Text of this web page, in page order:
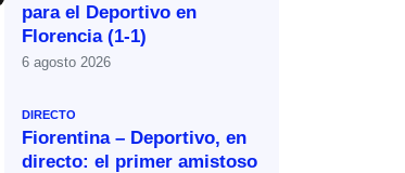
para el Deportivo en
Florencia (1-1)
6 agosto 2026
DIRECTO
Fiorentina – Deportivo, en
directo: el primer amistoso